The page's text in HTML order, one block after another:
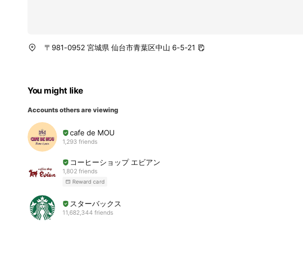
〒981-0952 宮城県 仙台市青葉区中山 6-5-21
You might like
Accounts others are viewing
cafe de MOU
1,293 friends
コーヒーショップ エビアン
1,802 friends
Reward card
スターバックス
11,682,344 friends